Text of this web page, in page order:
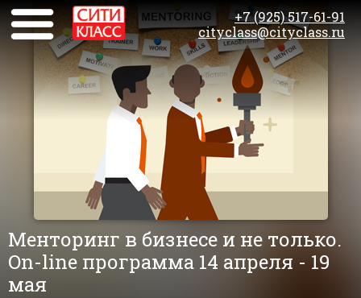
+7 (925) 517-61-91
cityclass@cityclass.ru
Менторинг в бизнесе и не только.
On-line программа 14 апреля - 19
мая